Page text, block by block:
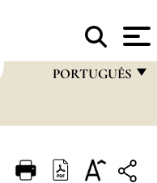
PORTUGUÊS
ITALIANO